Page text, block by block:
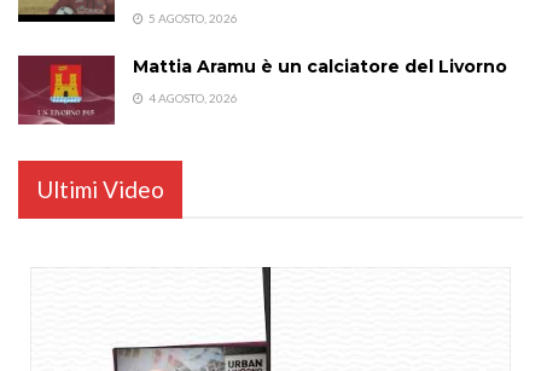
5 AGOSTO, 2026
Mattia Aramu è un calciatore del Livorno
4 AGOSTO, 2026
Ultimi Video